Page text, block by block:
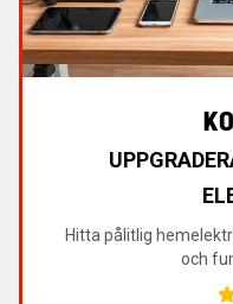
Hitta pålitlig
och